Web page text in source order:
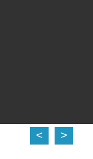
< >